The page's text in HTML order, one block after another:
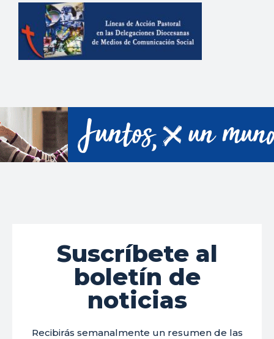
Suscríbete al
boletín de
noticias
Recibirás semanalmente un resumen de las